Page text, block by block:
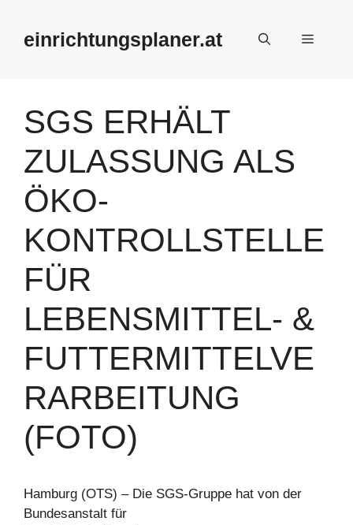
springeneinrichtungsplaner.at Menü
SGS ERHÄLT
ZULASSUNG ALS
ÖKO-
KONTROLLSTELLE
FÜR
LEBENSMITTEL- &
FUTTERMITTELVE
RARBEITUNG
(FOTO)
Hamburg (OTS) – Die SGS-Gruppe hat von der
Bundesanstalt für